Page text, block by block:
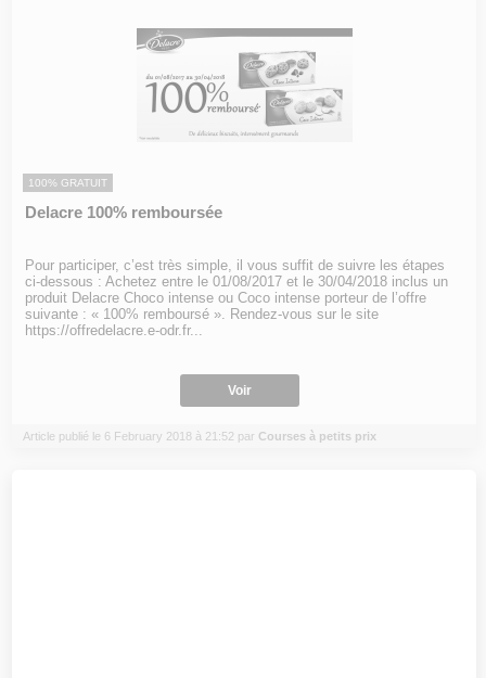
100% GRATUIT
Delacre 100% remboursée
Pour participer, c’est très simple, il vous suffit de suivre les étapes
ci-dessous : Achetez entre le 01/08/2017 et le 30/04/2018 inclus un
produit Delacre Choco intense ou Coco intense porteur de l’offre
suivante : « 100% remboursé ». Rendez-vous sur le site
https://offredelacre.e-odr.fr...
Voir
Article publié le 6 February 2018 à 21:52 par Courses à petits prix